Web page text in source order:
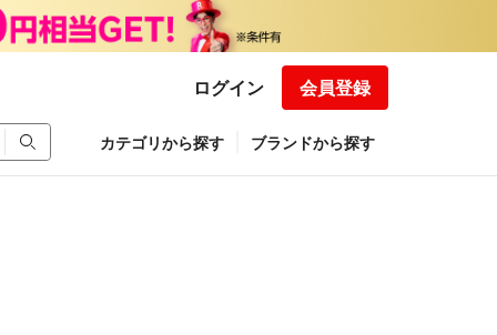
ログイン 会員登録
カテゴリから探す ブランドから探す